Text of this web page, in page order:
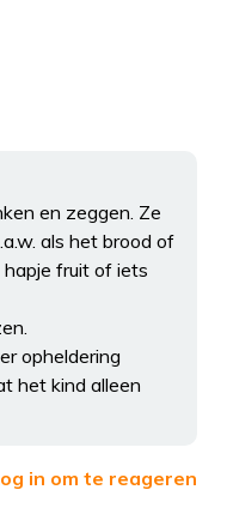
en zeggen. Ze
als het brood of
fruit of iets
opheldering
het kind alleen
in om te reageren